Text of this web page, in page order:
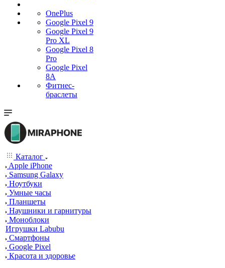
OnePlus
Google Pixel 9
Google Pixel 9
Pro XL
Google Pixel 8
Pro
Google Pixel
8A
Фитнес-
браслеты
Каталог
Apple iPhone
Samsung Galaxy
Ноутбуки
Умные часы
Планшеты
Наушники и гарнитуры
Моноблоки
Игрушки Labubu
Смартфоны
Google Pixel
Красота и здоровье